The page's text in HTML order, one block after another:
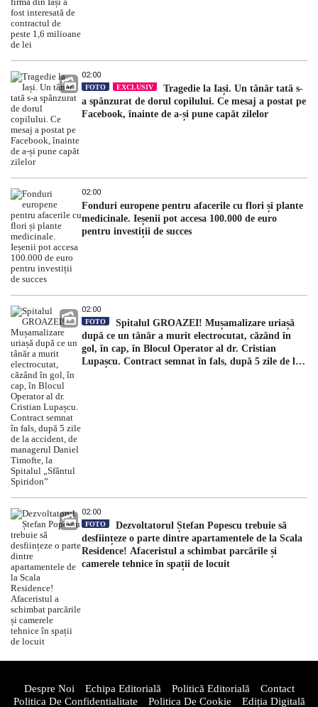
02:00
FOTO EXCLUSIV
Tragedie la Iași. Un tânăr tată s-
a spânzurat de dorul copilului. Ce mesaj a postat pe
Facebook, înainte de a-și pune capăt zilelor
02:00
Fonduri europene pentru afacerile cu flori și plante
medicinale. Ieșenii pot accesa 100.000 de euro
pentru investiții de succes
02:00
FOTO
Spitalul GROAZEI! Mușamalizare uriașă
după ce un tânăr a murit electrocutat, căzând în
gol, în cap, în Blocul Operator al dr. Cristian
Lupașcu. Contract semnat în fals, după 5 zile de la
02:00
FOTO
Dezvoltatorul Ștefan Popescu trebuie să
desființeze o parte dintre apartamentele de la Scala
Residence! Afaceristul a schimbat parcările și
camerele tehnice în spații de locuit
Despre Noi Echipa Editorială Politică Editorială
Contact
Politica De Confidentialitate
Politica De Cookie Ediția Digitală